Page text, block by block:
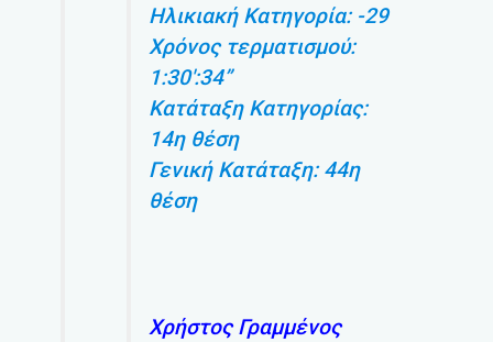
Ηλικιακή Κατηγορία: -29
Χρόνος τερματισμού:
1:30′:34”
Κατάταξη Κατηγορίας:
14η θέση
Γενική Κατάταξη: 44η
θέση
Χρήστος Γραμμένος